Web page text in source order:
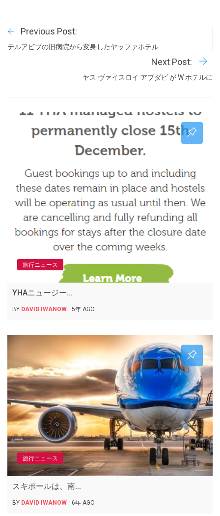
Previous Post:
テルアビブの旧病院から変身したヤッファホテル
Next Post:
ヤス ヴァイスロイ アブダビ が W ホテルに
旅行ニュース
YHAニュージー...
BY DAVID IWANOW 5年 AGO
旅行ニュース
スキポールは、南...
BY DAVID IWANOW 6年 AGO